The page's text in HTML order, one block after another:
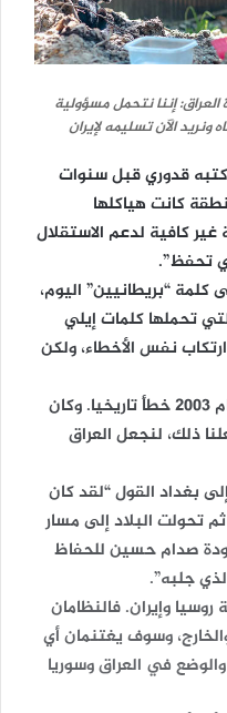
إننا نتحمل مسؤولية
ونريد الآن تسليمه لإيران
قدوري قبل سنوات
كانت هياكلها
غير كافية لدعم الاستقلال
تحفظ”.
كلمة “بريطانيين” اليوم،
تحملها كلمات إيلي
نفس الأخطاء، ولكن
وأضاف “لقد كان غزو العراق في عام 2003 خطأ تاريخيا. وكان
ذلك، لنجعل العراق
بغداد القول “لقد كان
تحولت البلاد إلى مسار
صدام حسين للحفاظ
جلبه”.
وإيران. فالنظامان
وسوف يغتنمان أي
في العراق وسوريا